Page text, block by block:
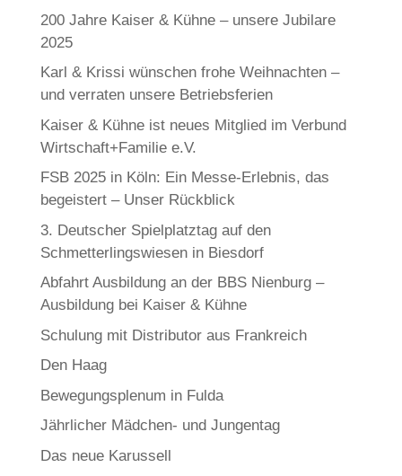
200 Jahre Kaiser & Kühne – unsere Jubilare
2025
Karl & Krissi wünschen frohe Weihnachten –
und verraten unsere Betriebsferien
Kaiser & Kühne ist neues Mitglied im Verbund
Wirtschaft+Familie e.V.
FSB 2025 in Köln: Ein Messe-Erlebnis, das
begeistert – Unser Rückblick
3. Deutscher Spielplatztag auf den
Schmetterlingswiesen in Biesdorf
Abfahrt Ausbildung an der BBS Nienburg –
Ausbildung bei Kaiser & Kühne
Schulung mit Distributor aus Frankreich
Den Haag
Bewegungsplenum in Fulda
Jährlicher Mädchen- und Jungentag
Das neue Karussell